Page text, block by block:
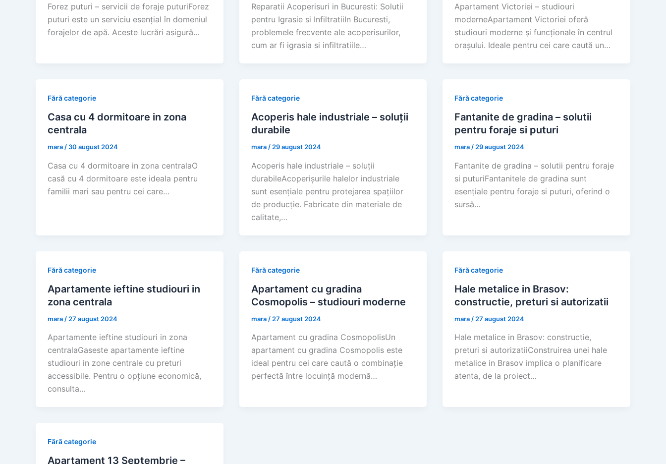
Forez puturi – servicii de foraje puturiForez
puturi este un serviciu esențial în domeniul
forajelor de apă. Aceste lucrări asigură…
Reparatii Acoperisuri in Bucuresti: Solutii
pentru Igrasie si InfiltratiiIn Bucuresti,
problemele frecvente ale acoperisurilor,
cum ar fi igrasia si infiltratiile…
Apartament Victoriei – studiouri
moderneApartament Victoriei oferă
studiouri moderne și funcționale în centrul
orașului. Ideale pentru cei care caută un…
Fără categorie
Casa cu 4 dormitoare in zona
centrala
mara / 30 august 2024
Casa cu 4 dormitoare in zona centralaO
casă cu 4 dormitoare este ideala pentru
familii mari sau pentru cei care…
Fără categorie
Acoperis hale industriale – soluții
durabile
mara / 29 august 2024
Acoperis hale industriale – soluții
durabileAcoperișurile halelor industriale
sunt esențiale pentru protejarea spațiilor
de producție. Fabricate din materiale de
calitate,…
Fără categorie
Fantanite de gradina – solutii
pentru foraje si puturi
mara / 29 august 2024
Fantanite de gradina – solutii pentru foraje
si puturiFantanitele de gradina sunt
esențiale pentru foraje si puturi, oferind o
sursă…
Fără categorie
Apartamente ieftine studiouri in
zona centrala
mara / 27 august 2024
Apartamente ieftine studiouri in zona
centralaGaseste apartamente ieftine
studiouri in zone centrale cu preturi
accessibile. Pentru o opțiune economică,
consulta…
Fără categorie
Apartament cu gradina
Cosmopolis – studiouri moderne
mara / 27 august 2024
Apartament cu gradina CosmopolisUn
apartament cu gradina Cosmopolis este
ideal pentru cei care caută o combinație
perfectă între locuință modernă…
Fără categorie
Hale metalice in Brasov:
constructie, preturi si autorizatii
mara / 27 august 2024
Hale metalice in Brasov: constructie,
preturi si autorizatiiConstruirea unei hale
metalice in Brasov implica o planificare
atenta, de la proiect…
Fără categorie
Apartament 13 Septembrie –